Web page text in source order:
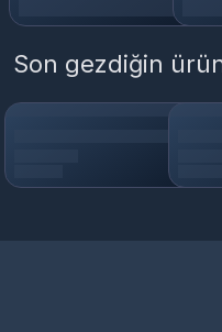
Son gezdiğin